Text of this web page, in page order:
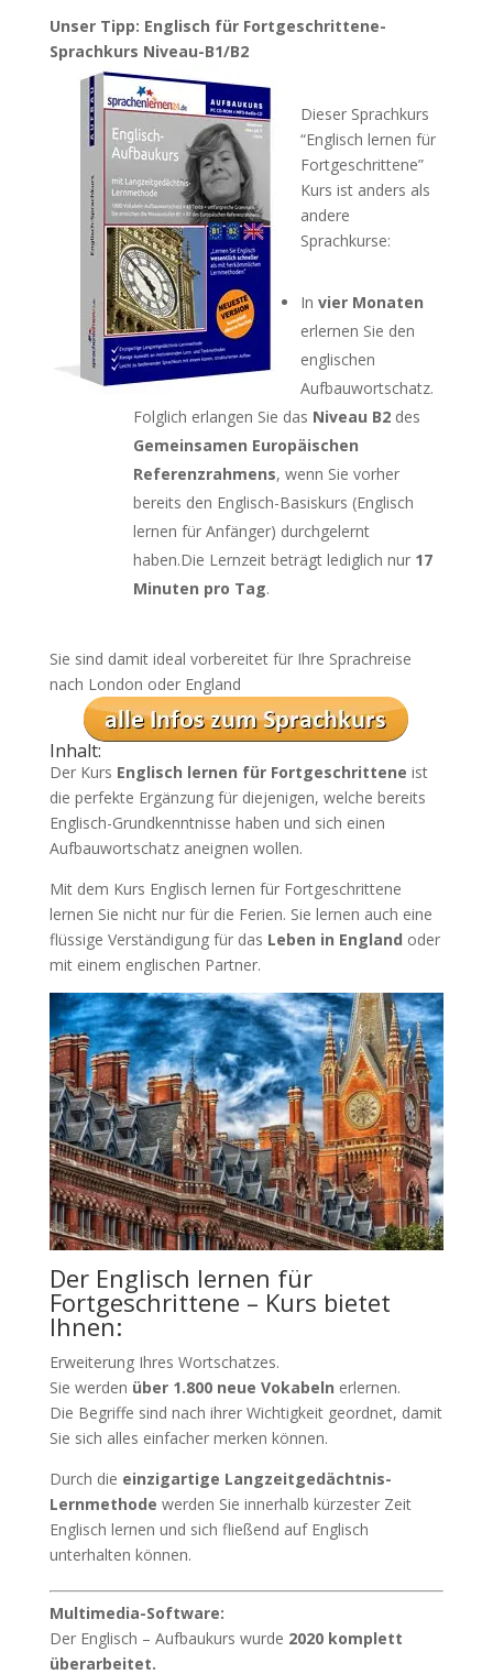
Unser Tipp: Englisch für Fortgeschrittene-
Sprachkurs Niveau-B1/B2
Dieser Sprachkurs
“Englisch lernen für
Fortgeschrittene”
Kurs ist anders als
andere
Sprachkurse:
In vier Monaten
erlernen Sie den
englischen
Aufbauwortschatz.
Folglich erlangen Sie das Niveau B2des
Gemeinsamen Europäischen
Referenzrahmens, wenn Sie vorher
bereits den Englisch-Basiskurs (Englisch
lernen für Anfänger) durchgelernt
haben.Die Lernzeit beträgt lediglich nur 17
Minuten pro Tag.
Sie sind damit ideal vorbereitet für Ihre Sprachreise
nach London oder England
Inhalt:
Der Kurs Englisch lernen für Fortgeschrittene ist
die perfekte Ergänzung für diejenigen, welche bereits
Englisch-Grundkenntnisse haben und sich einen
Aufbauwortschatz aneignen wollen.
Mit dem Kurs Englisch lernen für Fortgeschrittene
lernen Sie nicht nur für die Ferien. Sie lernen auch eine
flüssige Verständigung für das Leben in England oder
mit einem englischen Partner.
Der Englisch lernen für
Fortgeschrittene – Kurs bietet
Ihnen:
Erweiterung Ihres Wortschatzes.
Sie werden über 1.800 neue Vokabeln erlernen.
Die Begriffe sind nach ihrer Wichtigkeit geordnet, damit
Sie sich alles einfacher merken können.
Durch die einzigartige Langzeitgedächtnis-
Lernmethode werden Sie innerhalb kürzester Zeit
Englisch lernen und sich fließend auf Englisch
unterhalten können.
Multimedia-Software:
Der Englisch – Aufbaukurs wurde 2020 komplett
überarbeitet.